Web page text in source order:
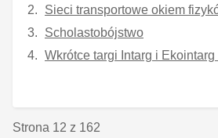
Sieci transportowe okiem
Scholastobójstwo
Wkrótce targi Intarg i Ekointarg
Strona 12 z 162